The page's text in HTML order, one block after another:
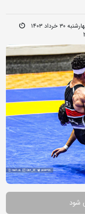
۳۰ خرداد ۱۴۰۳
شود